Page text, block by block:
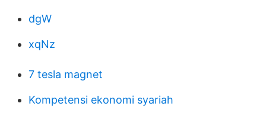
dgW
xqNz
7 tesla magnet
Kompetensi ekonomi syariah